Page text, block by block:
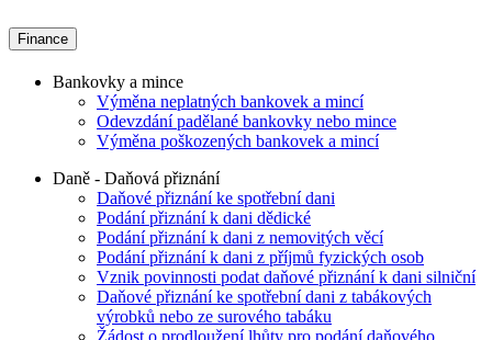
Finance
Bankovky a mince
Výměna neplatných bankovek a mincí
Odevzdání padělané bankovky nebo mince
Výměna poškozených bankovek a mincí
Daně - Daňová přiznání
Daňové přiznání ke spotřební dani
Podání přiznání k dani dědické
Podání přiznání k dani z nemovitých věcí
Podání přiznání k dani z příjmů fyzických osob
Vznik povinnosti podat daňové přiznání k dani silniční
Daňové přiznání ke spotřební dani z tabákových
výrobků nebo ze surového tabáku
Žádost o prodloužení lhůty pro podání daňového